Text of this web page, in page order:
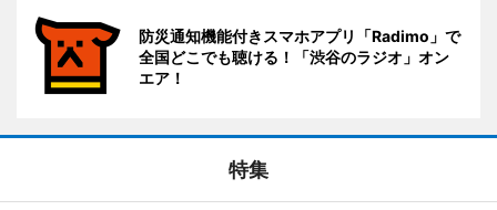
防災通知機能付きスマホアプリ「Radimo」で
全国どこでも聴ける！「渋谷のラジオ」オン
エア！
特集